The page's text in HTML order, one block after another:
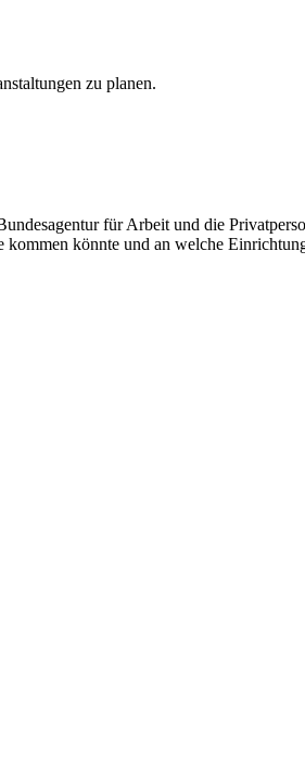
zu planen.
für Arbeit und die
könnte und an welche